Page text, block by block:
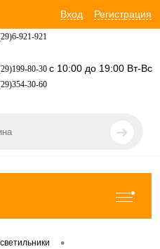
Вход Регистрация
921-921
80-30 с 10:00 до 19:00 Вт-Вс
30-60
•